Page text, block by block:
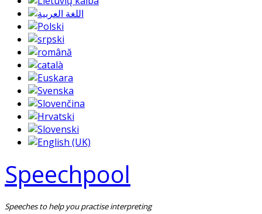
Speechpool
Speeches to help you practise interpreting